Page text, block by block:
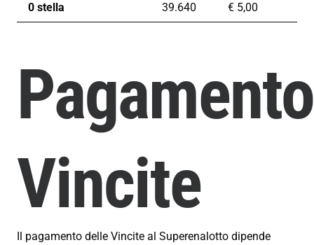
0 stella 39.640 € 5,00
Pagamento
Vincite
Il pagamento delle Vincite al Superenalotto dipende